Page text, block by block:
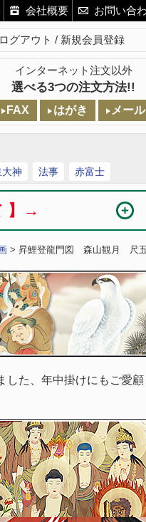
会社概要 お問い合
ログアウト 新規会員登録
インターネット注文以外
選べる3つの注文方法!!
FAX はがき メール
神 法事 赤富士
】→
> 昇鯉登龍門図 森山観月 尺
した、年中掛けにもご愛顧